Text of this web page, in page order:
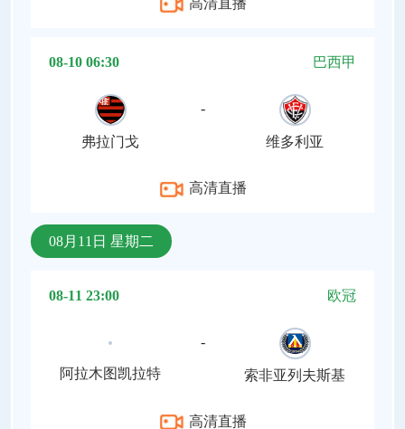
高清直播
08-10 06:30 巴西甲
弗拉门戈
-
维多利亚
高清直播
08月11日 星期二
08-11 23:00 欧冠
阿拉木图凯拉特
-
索非亚列夫斯基
高清直播